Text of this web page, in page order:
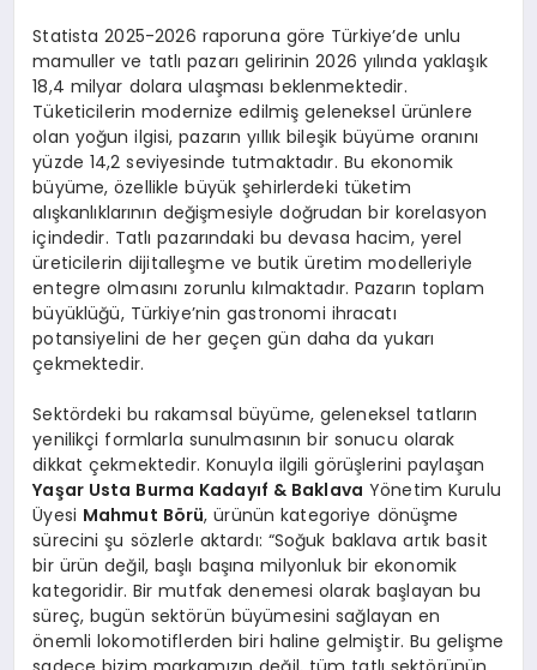
Statista 2025-2026 raporuna göre Türkiye’de unlu
mamuller ve tatlı pazarı gelirinin 2026 yılında yaklaşık
18,4 milyar dolara ulaşması beklenmektedir.
Tüketicilerin modernize edilmiş geleneksel ürünlere
olan yoğun ilgisi, pazarın yıllık bileşik büyüme oranını
yüzde 14,2 seviyesinde tutmaktadır. Bu ekonomik
büyüme, özellikle büyük şehirlerdeki tüketim
alışkanlıklarının değişmesiyle doğrudan bir korelasyon
içindedir. Tatlı pazarındaki bu devasa hacim, yerel
üreticilerin dijitalleşme ve butik üretim modelleriyle
entegre olmasını zorunlu kılmaktadır. Pazarın toplam
büyüklüğü, Türkiye’nin gastronomi ihracatı
potansiyelini de her geçen gün daha da yukarı
çekmektedir.
Sektördeki bu rakamsal büyüme, geleneksel tatların
yenilikçi formlarla sunulmasının bir sonucu olarak
dikkat çekmektedir. Konuyla ilgili görüşlerini paylaşan
Yaşar Usta Burma Kadayıf & Baklava Yönetim Kurulu
Üyesi Mahmut Börü, ürünün kategoriye dönüşme
sürecini şu sözlerle aktardı: “Soğuk baklava artık basit
bir ürün değil, başlı başına milyonluk bir ekonomik
kategoridir. Bir mutfak denemesi olarak başlayan bu
süreç, bugün sektörün büyümesini sağlayan en
önemli lokomotiflerden biri haline gelmiştir. Bu gelişme